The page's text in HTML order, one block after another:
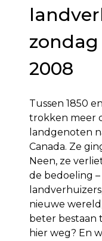
2008
Tussen 1850
trokken meer
landgenoten
Canada. Ze
Neen, ze
de bedoeling
nieuwe
beter bestaan
hier weg? En